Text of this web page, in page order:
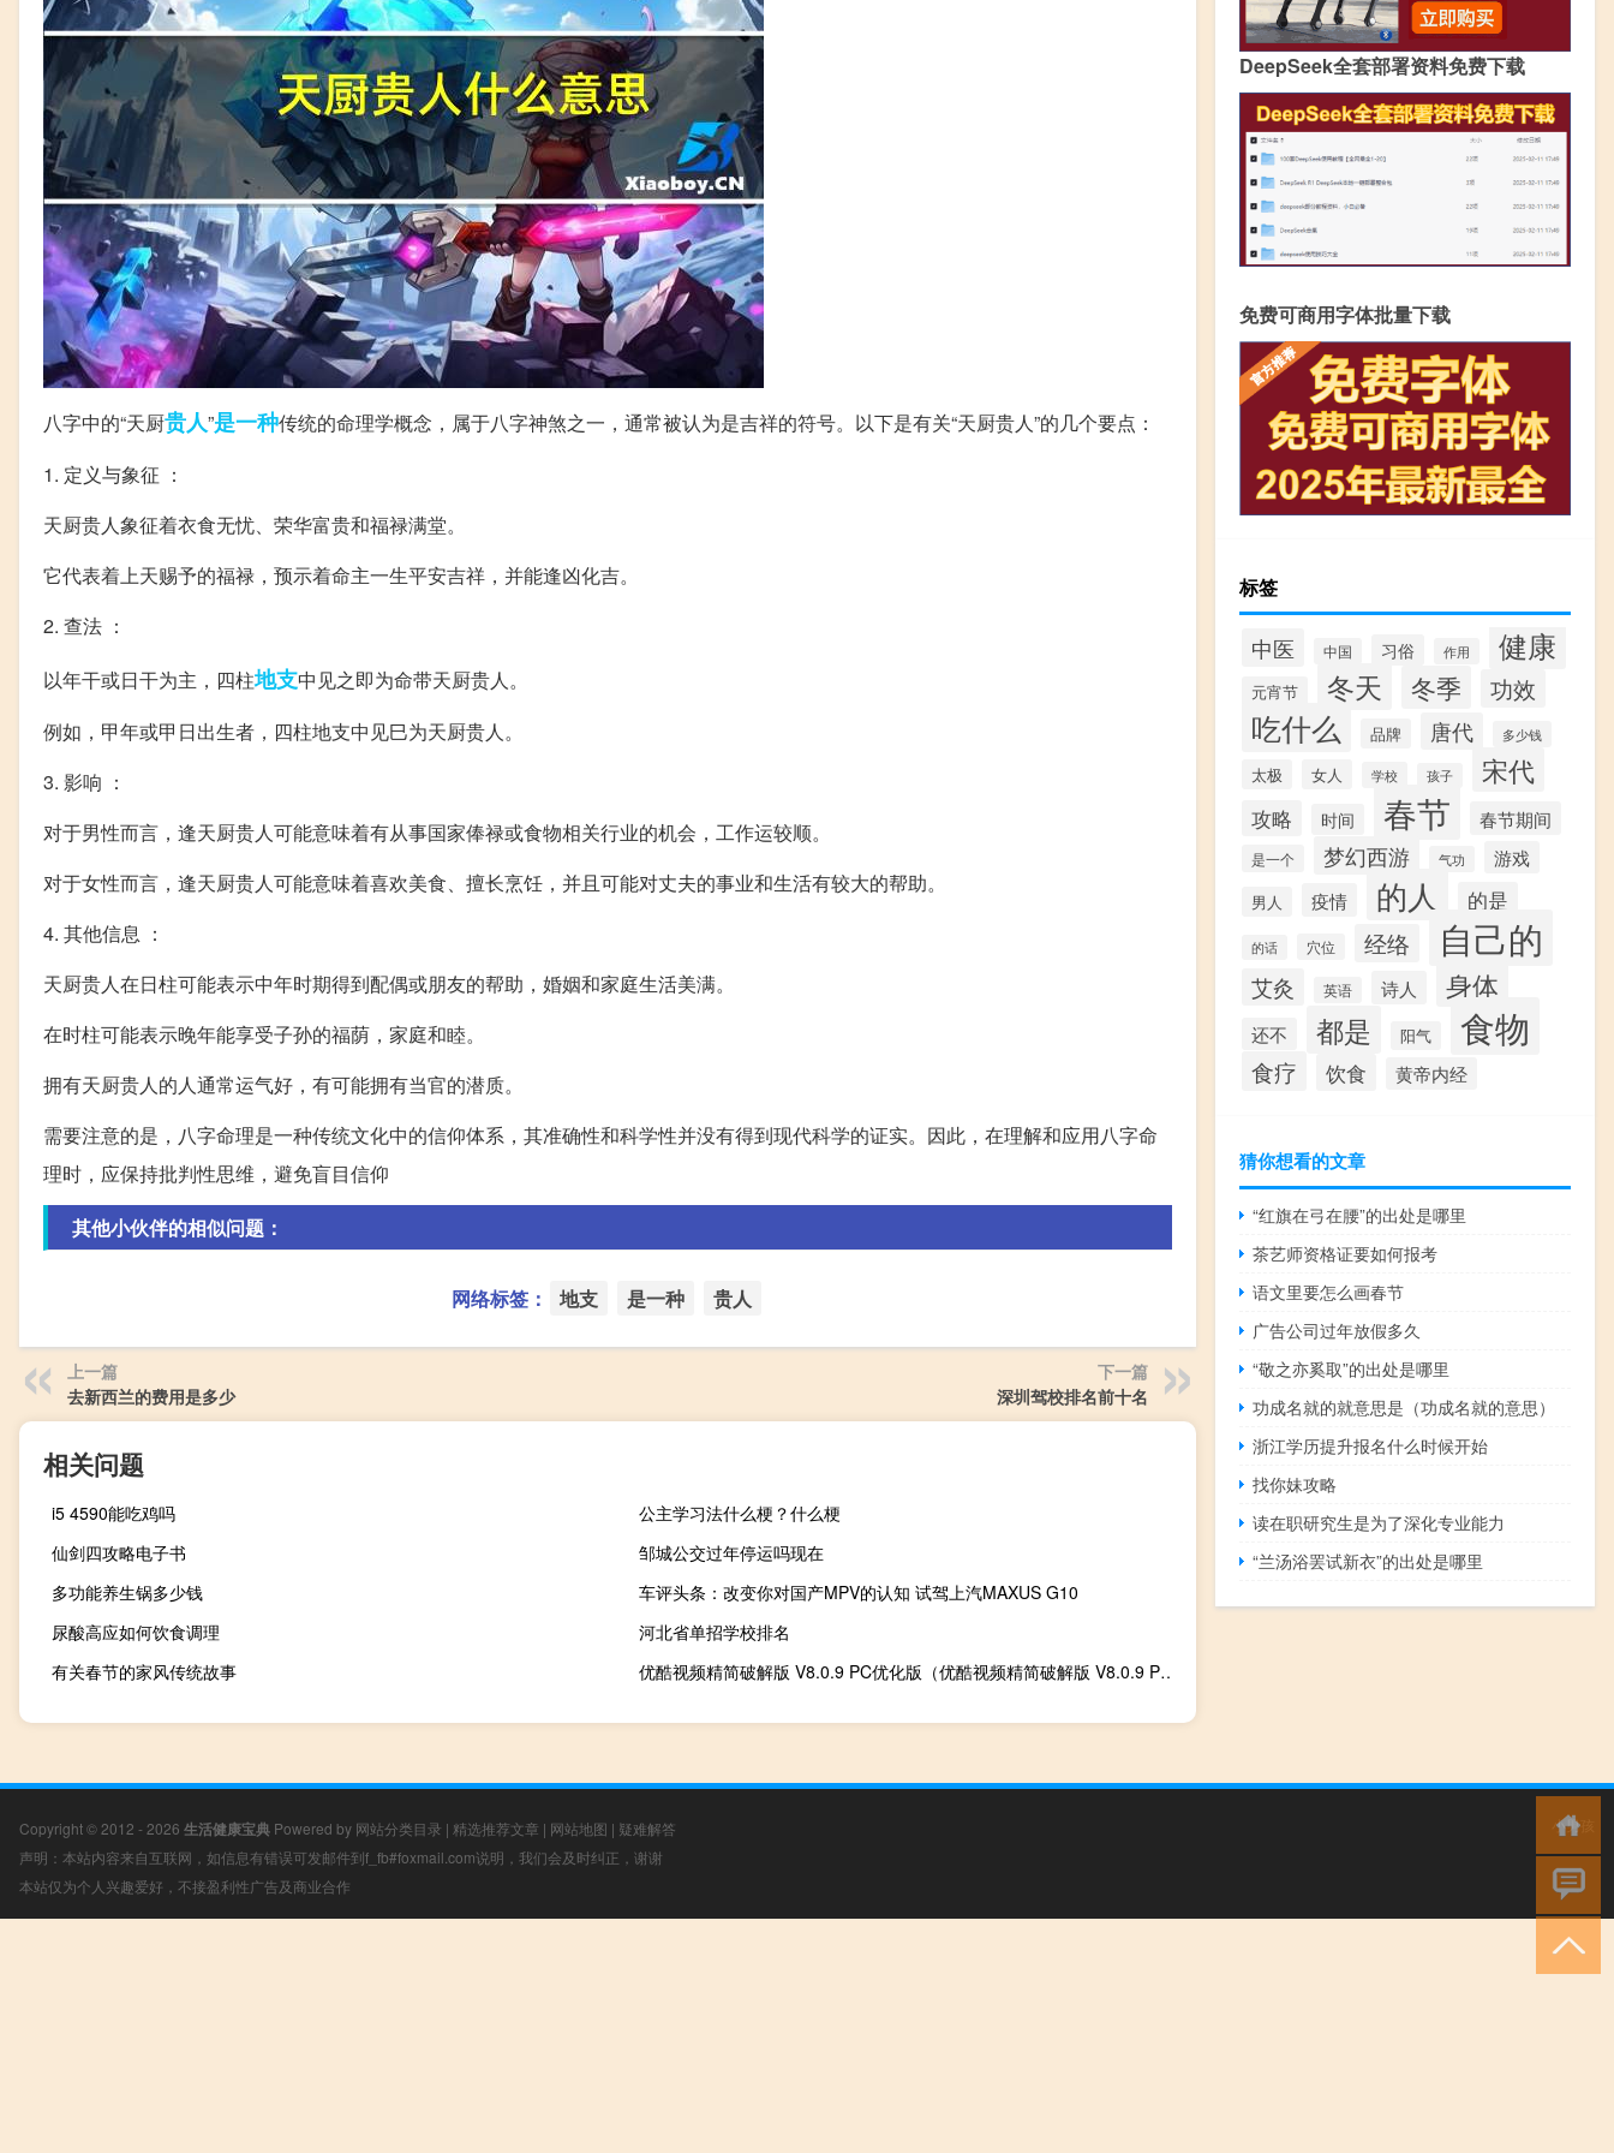
八字中的“天厨贵人”是一种传统的命理学概念，属于八字神煞之一，通常被认为是吉祥的符号。以下是有关“天厨贵人”的几个要点：
1. 定义与象征 ：
天厨贵人象征着衣食无忧、荣华富贵和福禄满堂。
它代表着上天赐予的福禄，预示着命主一生平安吉祥，并能逢凶化吉。
2. 查法 ：
以年干或日干为主，四柱地支中见之即为命带天厨贵人。
例如，甲年或甲日出生者，四柱地支中见巳为天厨贵人。
3. 影响 ：
对于男性而言，逢天厨贵人可能意味着有从事国家俸禄或食物相关行业的机会，工作运较顺。
对于女性而言，逢天厨贵人可能意味着喜欢美食、擅长烹饪，并且可能对丈夫的事业和生活有较大的帮助。
4. 其他信息 ：
天厨贵人在日柱可能表示中年时期得到配偶或朋友的帮助，婚姻和家庭生活美满。
在时柱可能表示晚年能享受子孙的福荫，家庭和睦。
拥有天厨贵人的人通常运气好，有可能拥有当官的潜质。
需要注意的是，八字命理是一种传统文化中的信仰体系，其准确性和科学性并没有得到现代科学的证实。因此，在理解和应用八字命
理时，应保持批判性思维，避免盲目信仰
其他小伙伴的相似问题：
网络标签： 地支 是一种 贵人
上一篇
去新西兰的费用是多少
下一篇
深圳驾校排名前十名
相关问题
i5 4590能吃鸡吗
公主学习法什么梗？什么梗
仙剑四攻略电子书
邹城公交过年停运吗现在
多功能养生锅多少钱
车评头条：改变你对国产MPV的认知 试驾上汽MAXUS G10
尿酸高应如何饮食调理
河北省单招学校排名
有关春节的家风传统故事
优酷视频精简破解版 V8.0.9 PC优化版（优酷视频精简破解版 V8.0.9 PC优化版功能简介）
DeepSeek全套部署资料免费下载
免费可商用字体批量下载
标签
中医 中国 习俗 作用 健康
元宵节 冬天 冬季 功效
吃什么 品牌 唐代 多少钱
太极 女人 学校 孩子 宋代
攻略 时间 春节 春节期间
是一个 梦幻西游 气功 游戏
男人 疫情 的人 的是
的话 穴位 经络 自己的
艾灸 英语 诗人 身体
还不 都是 阳气 食物
食疗 饮食 黄帝内经
猜你想看的文章
“红旗在弓在腰”的出处是哪里
茶艺师资格证要如何报考
语文里要怎么画春节
广告公司过年放假多久
“敬之亦奚取”的出处是哪里
功成名就的就意思是（功成名就的意思）
浙江学历提升报名什么时候开始
找你妹攻略
读在职研究生是为了深化专业能力
“兰汤浴罢试新衣”的出处是哪里
Copyright © 2012 - 2026 生活健康宝典 Powered by 网站分类目录 | 精选推荐文章 | 网站地图 | 疑难解答
声明：本站内容来自互联网，如信息有错误可发邮件到f_fb#foxmail.com说明，我们会及时纠正，谢谢
本站仅为个人兴趣爱好，不接盈利性广告及商业合作
小男孩